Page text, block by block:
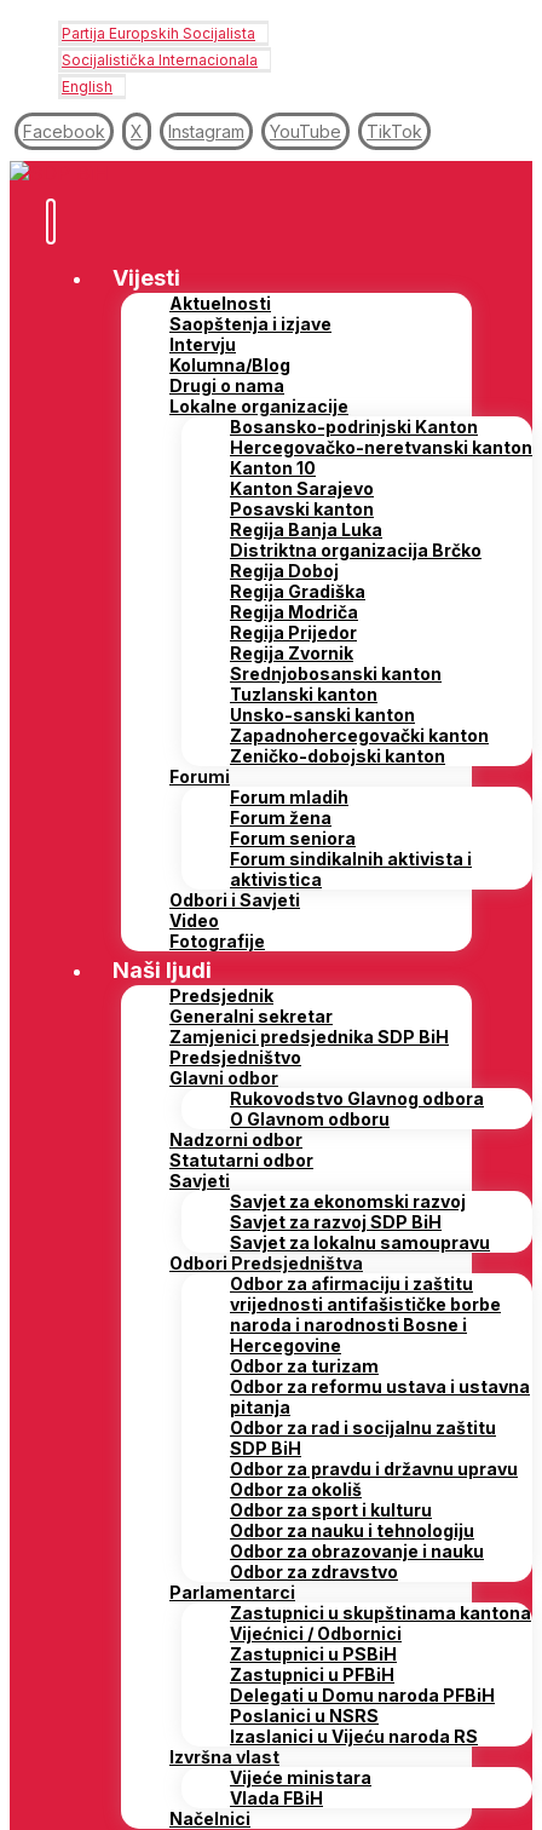
Partija Europskih Socijalista
Socijalistička Internacionala
English
Facebook X Instagram YouTube TikTok
Vijesti
Aktuelnosti
Saopštenja i izjave
Intervju
Kolumna/Blog
Drugi o nama
Lokalne organizacije
Bosansko-podrinjski Kanton
Hercegovačko-neretvanski kanton
Kanton 10
Kanton Sarajevo
Posavski kanton
Regija Banja Luka
Distriktna organizacija Brčko
Regija Doboj
Regija Gradiška
Regija Modriča
Regija Prijedor
Regija Zvornik
Srednjobosanski kanton
Tuzlanski kanton
Unsko-sanski kanton
Zapadnohercegovački kanton
Zeničko-dobojski kanton
Forumi
Forum mladih
Forum žena
Forum seniora
Forum sindikalnih aktivista i
aktivistica
Odbori i Savjeti
Video
Fotografije
Naši ljudi
Predsjednik
Generalni sekretar
Zamjenici predsjednika SDP BiH
Predsjedništvo
Glavni odbor
Rukovodstvo Glavnog odbora
O Glavnom odboru
Nadzorni odbor
Statutarni odbor
Savjeti
Savjet za ekonomski razvoj
Savjet za razvoj SDP BiH
Savjet za lokalnu samoupravu
Odbori Predsjedništva
Odbor za afirmaciju i zaštitu
vrijednosti antifašističke borbe
naroda i narodnosti Bosne i
Hercegovine
Odbor za turizam
Odbor za reformu ustava i ustavna
pitanja
Odbor za rad i socijalnu zaštitu
SDP BiH
Odbor za pravdu i državnu upravu
Odbor za okoliš
Odbor za sport i kulturu
Odbor za nauku i tehnologiju
Odbor za obrazovanje i nauku
Odbor za zdravstvo
Parlamentarci
Zastupnici u skupštinama kantona
Vijećnici / Odbornici
Zastupnici u PSBiH
Zastupnici u PFBiH
Delegati u Domu naroda PFBiH
Poslanici u NSRS
Izaslanici u Vijeću naroda RS
Izvršna vlast
Vijeće ministara
Vlada FBiH
Načelnici